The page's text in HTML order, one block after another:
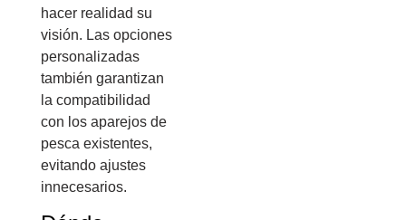
hacer realidad su
visión. Las opciones
personalizadas
también garantizan
la compatibilidad
con los aparejos de
pesca existentes,
evitando ajustes
innecesarios.